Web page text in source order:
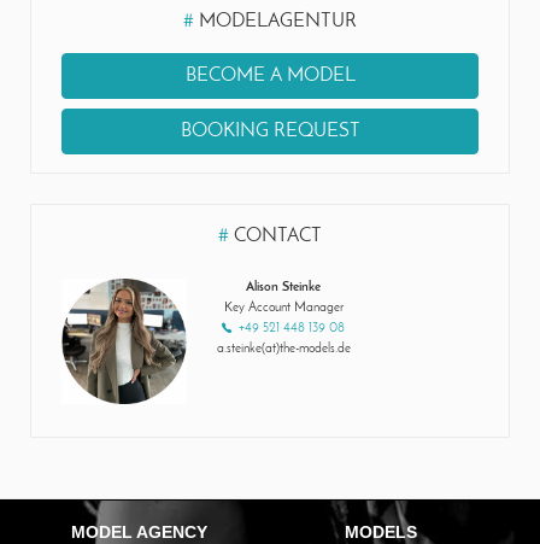
# MODELAGENTUR
BECOME A MODEL
BOOKING REQUEST
# CONTACT
Alison Steinke
Key Account Manager
+49 521 448 139 08
a.steinke(at)the-models.de
MODEL AGENCY MODELS